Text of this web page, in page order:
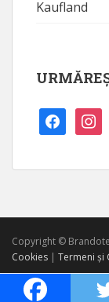
Kaufland
facebook
Copyright ©
Cookies | Termeni și